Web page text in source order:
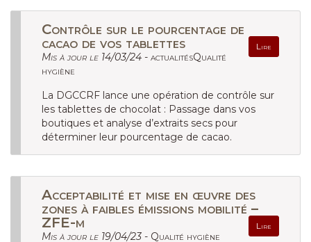
Contrôle sur le pourcentage de
cacao de vos tablettes
Lire
Mis à jour le 14/03/24 - actualitésQualité
hygiène
La DGCCRF lance une opération de contrôle sur
les tablettes de chocolat : Passage dans vos
boutiques et analyse d’extraits secs pour
déterminer leur pourcentage de cacao.
Acceptabilité et mise en œuvre des
zones à faibles émissions mobilité –
ZFE-m
Lire
Mis à jour le 19/04/23 - Qualité hygiène